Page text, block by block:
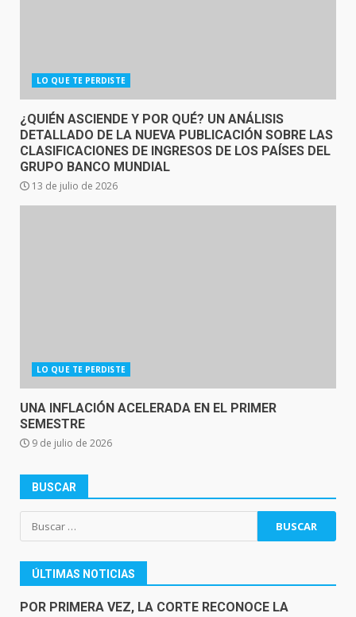
LO QUE TE PERDISTE
¿QUIÉN ASCIENDE Y POR QUÉ? UN ANÁLISIS
DETALLADO DE LA NUEVA PUBLICACIÓN SOBRE LAS
CLASIFICACIONES DE INGRESOS DE LOS PAÍSES DEL
GRUPO BANCO MUNDIAL
13 de julio de 2026
LO QUE TE PERDISTE
UNA INFLACIÓN ACELERADA EN EL PRIMER
SEMESTRE
9 de julio de 2026
BUSCAR
Buscar:
ÚLTIMAS NOTICIAS
POR PRIMERA VEZ, LA CORTE RECONOCE LA